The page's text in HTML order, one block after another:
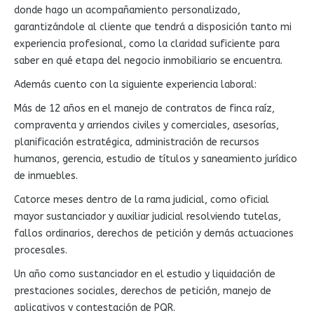
donde hago un acompañamiento personalizado,
garantizándole al cliente que tendrá a disposición tanto mi
experiencia profesional, como la claridad suficiente para
saber en qué etapa del negocio inmobiliario se encuentra.
Además cuento con la siguiente experiencia laboral:
Más de 12 años en el manejo de contratos de finca raíz,
compraventa y arriendos civiles y comerciales, asesorías,
planificación estratégica, administración de recursos
humanos, gerencia, estudio de títulos y saneamiento jurídico
de inmuebles.
Catorce meses dentro de la rama judicial, como oficial
mayor sustanciador y auxiliar judicial resolviendo tutelas,
fallos ordinarios, derechos de petición y demás actuaciones
procesales.
Un año como sustanciador en el estudio y liquidación de
prestaciones sociales, derechos de petición, manejo de
aplicativos y contestación de PQR.